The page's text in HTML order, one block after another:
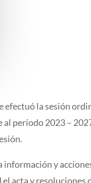
efectuó la sesión
período 2023 –
y
acta y resoluciones